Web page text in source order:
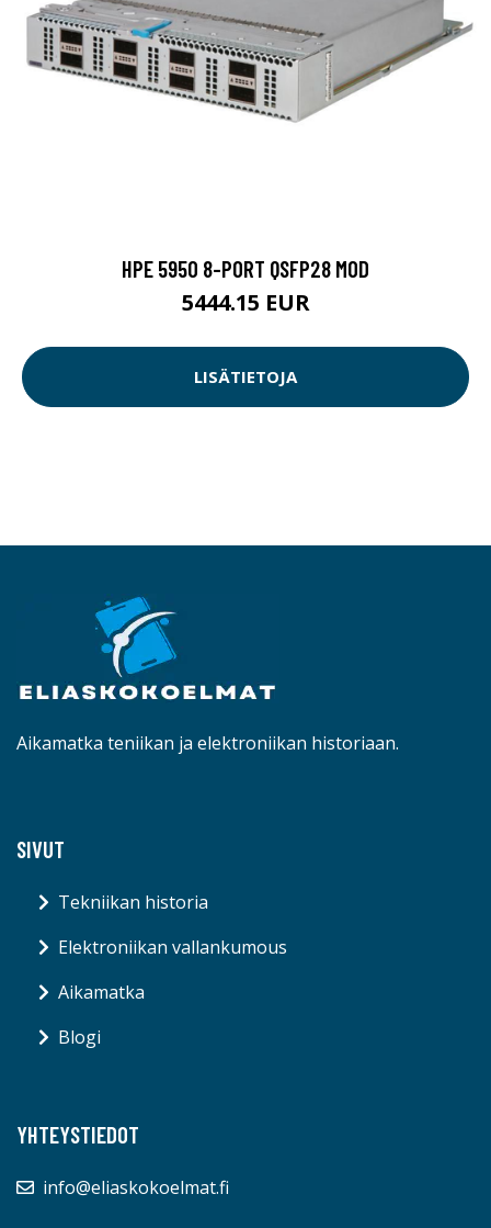
HPE 5950 8-PORT QSFP28 MOD
5444.15 EUR
LISÄTIETOJA
Aikamatka teniikan ja elektroniikan historiaan.
SIVUT
Tekniikan historia
Elektroniikan vallankumous
Aikamatka
Blogi
YHTEYSTIEDOT
info@eliaskokoelmat.fi